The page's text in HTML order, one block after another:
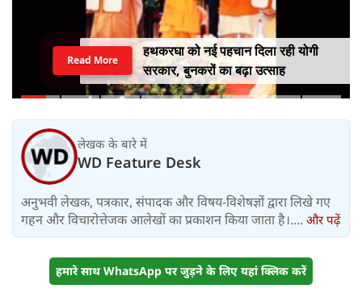
हथकरघा को नई पहचान दिला रही योगी
सरकार, बुनकरों का बढ़ा उत्साह
Read More
लेखक के बारे में
WD Feature Desk
अनुभवी लेखक, पत्रकार, संपादक और विषय-विशेषज्ञों द्वारा लिखे गए
गहन और विचारोत्तेजक आलेखों का प्रकाशन किया जाता है।.... और पढ़ें
हमारे साथ WhatsApp पर जुड़ने के लिए यहां क्लिक करें